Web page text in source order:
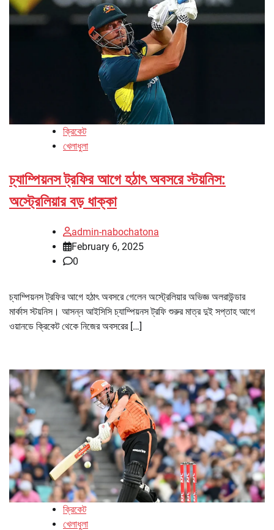
ক্রিকেট
খেলাধুলা
চ্যাম্পিয়নস ট্রফির আগে হঠাৎ অবসরে স্টয়নিস:
অস্ট্রেলিয়ার বড় ধাক্কা
admin-nabochatona
February 6, 2025
0
চ্যাম্পিয়নস ট্রফির আগে হঠাৎ অবসরে গেলেন অস্ট্রেলিয়ার অভিজ্ঞ অলরাউন্ডার
মার্কাস স্টয়নিস। আসন্ন আইসিসি চ্যাম্পিয়নস ট্রফি শুরুর মাত্র দুই সপ্তাহ আগে
ওয়ানডে ক্রিকেট থেকে নিজের অবসরের […]
ক্রিকেট
খেলাধুলা